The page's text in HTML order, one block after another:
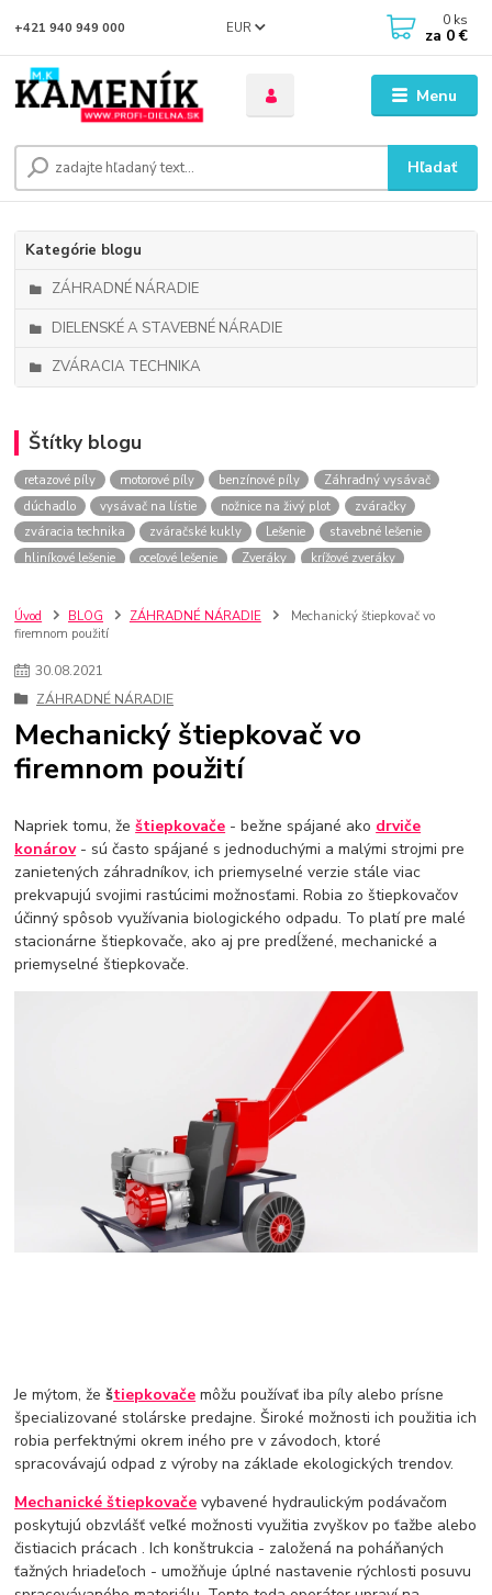
Menu
EUR
Hľadať
+421 940 949 000 0 ks
za 0 €
Kategórie blogu
ZÁHRADNÉ NÁRADIE
DIELENSKÉ A STAVEBNÉ NÁRADIE
ZVÁRACIA TECHNIKA
Štítky blogu
retazové píly motorové píly benzínové píly
Záhradný vysávač
dúchadlo
vysávač na lístie nožnice na živý plot
zváračky
zváracia technika
zváračské kukly Lešenie
stavebné lešenie
hliníkové lešenie
oceľové lešenie Zveráky
krížové zveráky
akumulátorové píly
autonabíjačky
štartovacie káble
nabíjačky autobateríí
elektrocentrály
štiepkovače
Pieskovače
Príslušenstvo pre pieskovanie
Snehové frézy
Pluhy na sneh
Elektrické snehové frézy
Benzínové snehové frézy
Úvod BLOG ZÁHRADNÉ NÁRADIE
Mechanický štiepkovač vo
firemnom použití
30.08.2021
ZÁHRADNÉ NÁRADIE
Mechanický štiepkovač vo
firemnom použití
Napriek tomu, žeštiepkovače - bežne spájané ako drviče
konárov- sú často spájané s jednoduchými a malými strojmi pre
zanietených záhradníkov, ich priemyselné verzie stále viac
prekvapujú svojimi rastúcimi možnosťami. Robia zo štiepkovačov
účinný spôsob využívania biologického odpadu. To platí pre malé
stacionárne štiepkovače, ako aj pre predĺžené, mechanické a
priemyselné štiepkovače.
Je mýtom, žeštiepkovače môžu používať iba píly alebo prísne
špecializované stolárske predajne. Široké možnosti ich použitia ich
robia perfektnými okrem iného pre v závodoch, ktoré
spracovávajú odpad z výroby na základe ekologických trendov.
Mechanické štiepkovače vybavené hydraulickým podávačom
poskytujú obzvlášť veľké možnosti využitia zvyškov po ťažbe alebo
čistiacich prácach . Ich konštrukcia - založená na poháňaných
ťažných hriadeľoch - umožňuje úplné nastavenie rýchlosti posuvu